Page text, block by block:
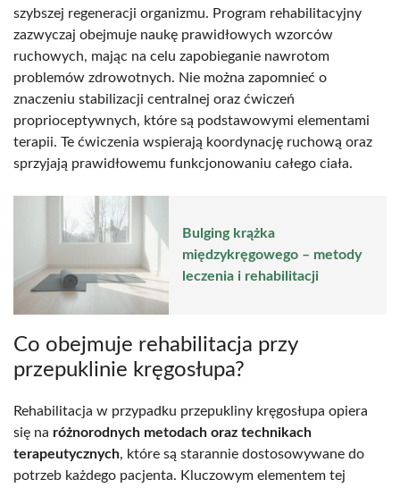
szybszej regeneracji organizmu. Program rehabilitacyjny
zazwyczaj obejmuje naukę prawidłowych wzorców
ruchowych, mając na celu zapobieganie nawrotom
problemów zdrowotnych. Nie można zapomnieć o
znaczeniu stabilizacji centralnej oraz ćwiczeń
proprioceptywnych, które są podstawowymi elementami
terapii. Te ćwiczenia wspierają koordynację ruchową oraz
sprzyjają prawidłowemu funkcjonowaniu całego ciała.
Bulging krążka
międzykręgowego – metody
leczenia i rehabilitacji
Co obejmuje rehabilitacja przy
przepuklinie kręgosłupa?
Rehabilitacja w przypadku przepukliny kręgosłupa opiera
się na różnorodnych metodach oraz technikach
terapeutycznych, które są starannie dostosowywane do
potrzeb każdego pacjenta. Kluczowym elementem tej